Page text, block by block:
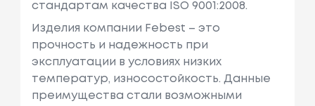
стандартам качества ISO 9001:2008.
Изделия компании Febest – это
прочность и надежность при
эксплуатации в условиях низких
температур, износостойкость. Данные
преимущества стали возможными